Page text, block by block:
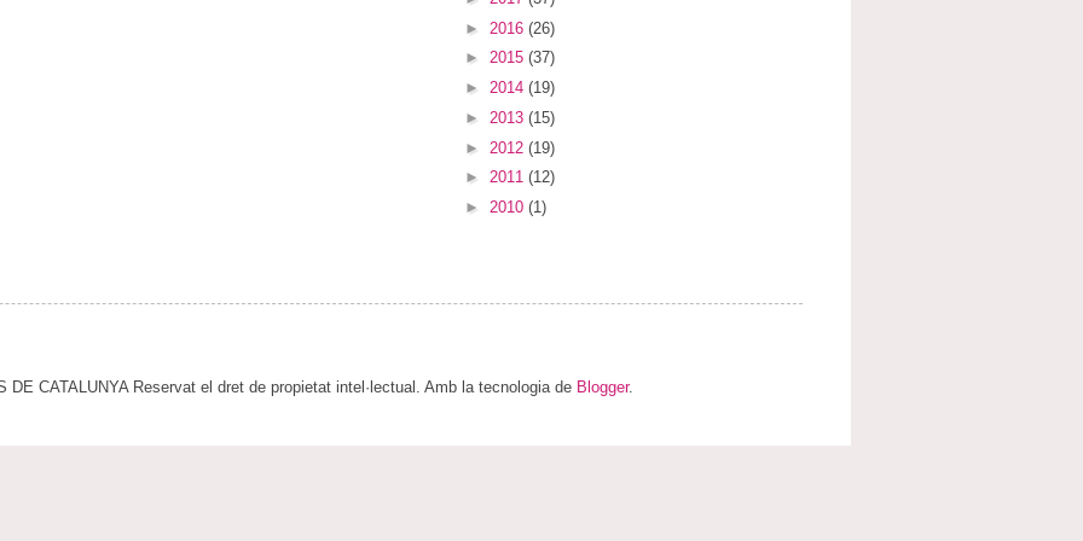
► 2016 (26)
► 2015 (37)
► 2014 (19)
► 2013 (15)
► 2012 (19)
► 2011 (12)
► 2010 (1)
DE CATALUNYA Reservat el dret de propietat intel·lectual. Amb la tecnologia de Blogger.